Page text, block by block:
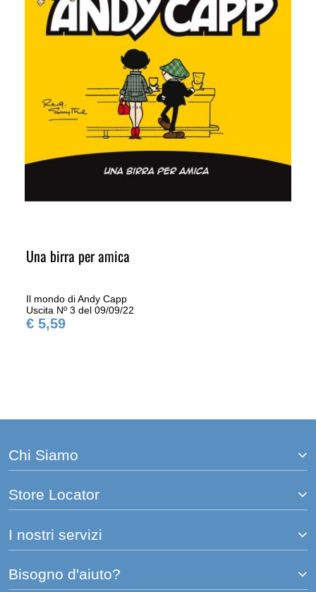
Una birra per amica
Il mondo di Andy Capp
Uscita Nº 3 del 09/09/22
€ 5,59
Chi Siamo
Store Locator
I nostri servizi
Bisogno d'aiuto?